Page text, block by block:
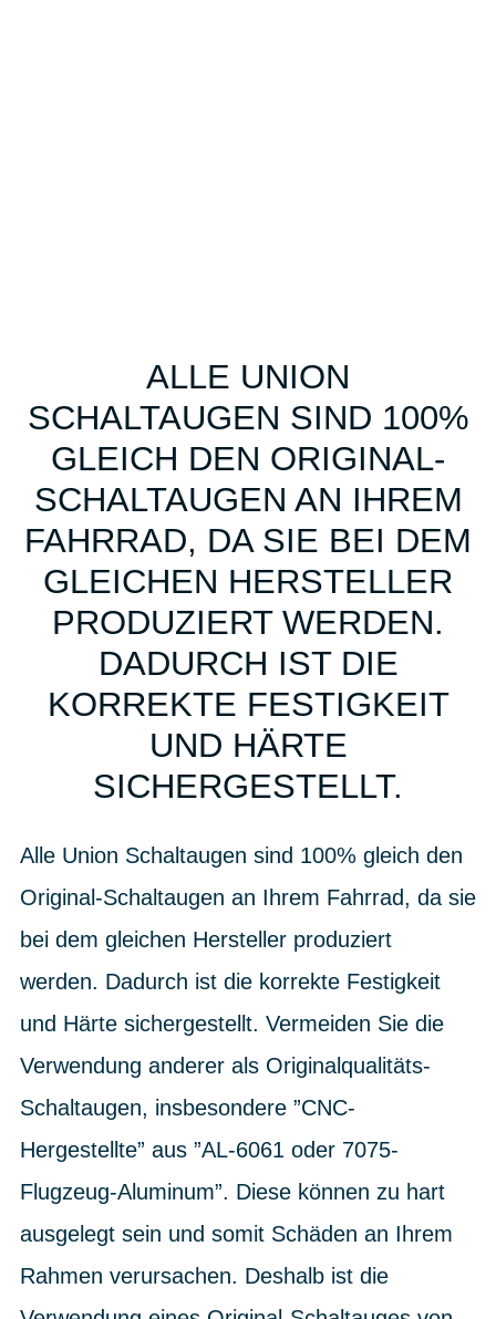
ALLE UNION
SCHALTAUGEN SIND 100%
GLEICH DEN ORIGINAL-
SCHALTAUGEN AN IHREM
FAHRRAD, DA SIE BEI DEM
GLEICHEN HERSTELLER
PRODUZIERT WERDEN.
DADURCH IST DIE
KORREKTE FESTIGKEIT
UND HÄRTE
SICHERGESTELLT.
Alle Union Schaltaugen sind 100% gleich den
Original-Schaltaugen an Ihrem Fahrrad, da sie
bei dem gleichen Hersteller produziert
werden. Dadurch ist die korrekte Festigkeit
und Härte sichergestellt. Vermeiden Sie die
Verwendung anderer als Originalqualitäts-
Schaltaugen, insbesondere ”CNC-
Hergestellte” aus ”AL-6061 oder 7075-
Flugzeug-Aluminum”. Diese können zu hart
ausgelegt sein und somit Schäden an Ihrem
Rahmen verursachen. Deshalb ist die